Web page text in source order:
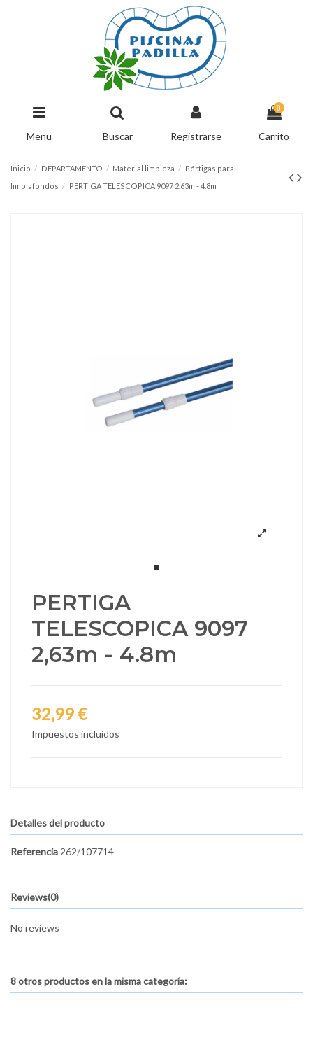
Menu Buscar Registrarse
0
Carrito
Inicio DEPARTAMENTO Material limpieza
Pértigas para
limpiafondos
PERTIGA TELESCOPICA 9097 2,63m - 4.8m
PERTIGA
TELESCOPICA 9097
2,63m - 4.8m
32,99 €
Impuestos incluidos
Detalles del producto
Referencia 262/107714
Reviews(0)
No reviews
8 otros productos en la misma categoría: